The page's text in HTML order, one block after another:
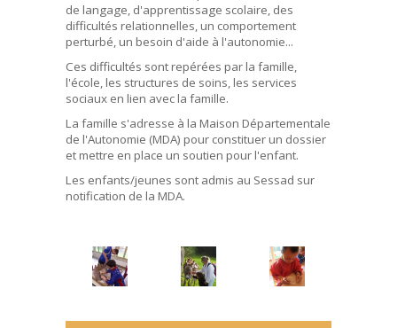
de langage, d'apprentissage scolaire, des
difficultés relationnelles, un comportement
perturbé, un besoin d'aide à l'autonomie...
Ces difficultés sont repérées par la famille,
l'école, les structures de soins, les services
sociaux en lien avec la famille.
La famille s'adresse à la Maison Départementale
de l'Autonomie (MDA) pour constituer un dossier
et mettre en place un soutien pour l'enfant.
Les enfants/jeunes sont admis au Sessad sur
notification de la MDA.